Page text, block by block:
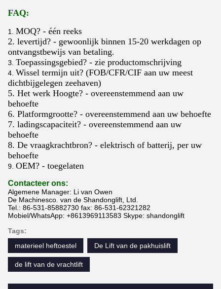
FAQ:
1. MOQ? - één reeks
2. levertijd? - gewoonlijk binnen 15-20 werkdagen op
ontvangstbewijs van betaling.
3. Toepassingsgebied? - zie productomschrijving
4. Wissel termijn uit? (FOB/CFR/CIF aan uw meest
dichtbijgelegen zeehaven)
5. Het werk Hoogte? - overeenstemmend aan uw
behoefte
6. Platformgrootte? - overeenstemmend aan uw behoefte
7. ladingscapaciteit? - overeenstemmend aan uw
behoefte
8. De vraagkrachtbron? - elektrisch of batterij, per uw
behoefte
9. OEM? - toegelaten
Contacteer ons:
Algemene Manager: Li van Owen
De Machinesco. van de Shandonglift, Ltd.
Tel.: 86-531-85882730 fax: 86-531-62321282
Mobiel/WhatsApp: +8613969113583 Skype: shandonglift
Tags:
materieel heftoestel
De Lift van de pakhuislift
de lift van de vrachtlift